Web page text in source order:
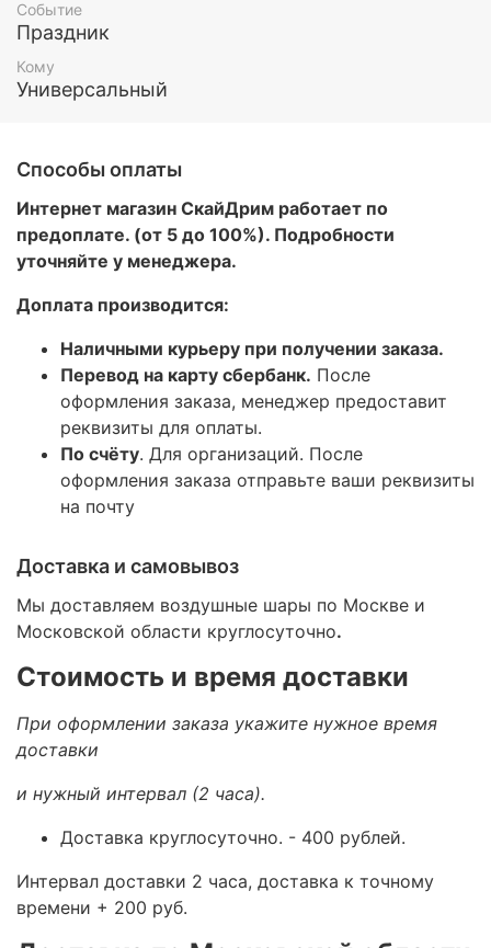
Событие
Праздник
Кому
Универсальный
Способы оплаты
Интернет магазин СкайДрим работает по
предоплате. (от 5 до 100%). Подробности
уточняйте у менеджера.
Доплата производится:
Наличными курьеру при получении заказа.
Перевод на карту сбербанк. После
оформления заказа, менеджер предоставит
реквизиты для оплаты.
По счёту. Для организаций. После
оформления заказа отправьте ваши реквизиты
на почту
Доставка и самовывоз
Мы доставляем воздушные шары по Москве и
Московской области круглосуточно.
Стоимость и время доставки
При оформлении заказа укажите нужное время
доставки
и нужный интервал (2 часа).
Доставка круглосуточно. - 400 рублей.
Интервал доставки 2 часа, доставка к точному
времени + 200 руб.